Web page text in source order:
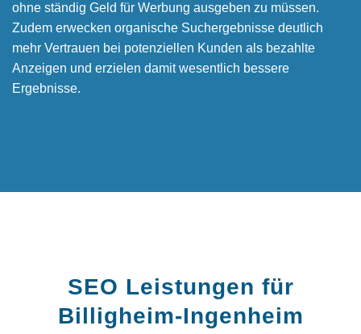
ohne ständig Geld für Werbung ausgeben zu müssen.
Zudem erwecken organische Suchergebnisse deutlich
mehr Vertrauen bei potenziellen Kunden als bezahlte
Anzeigen und erzielen damit wesentlich bessere
Ergebnisse.
SEO Leistungen für
Billigheim-Ingenheim